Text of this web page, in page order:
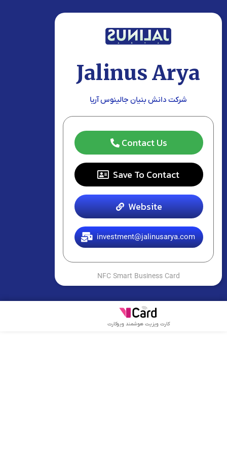
Jalinus Arya
شرکت دانش بنیان جالینوس آریا
Contact Us
Save To Contact
Website
investment@jalinusarya.com
NFC Smart Business Card
کارت ویزیت هوشمند ویوکارت